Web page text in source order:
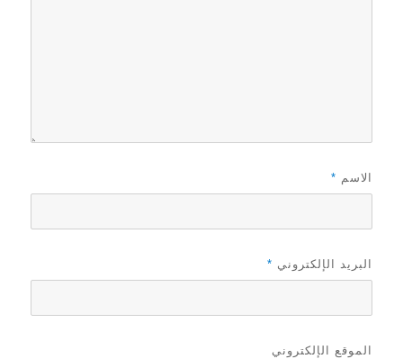
الاسم *
البريد الإلكتروني *
الموقع الإلكتروني